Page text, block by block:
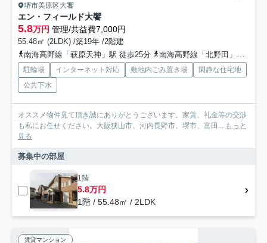
堺市美原区大饗
エン・フィールド大饗
5.8万円 管理/共益費7,000円
55.48㎡ (2LDK) /築19年 /2階建
南海高野線「萩原天神」駅 徒歩25分
南海高野線「北野田」駅 徒歩38分
駐輪場 インターネット対応 敷地内ごみ置き場
閑静な住宅地
公共下水
オススメ物件見て頂き誠にありがとうございます。家賃、礼金等の交渉
も私にお任せください。大阪狭山市、河内長野市、堺市、富田... もっと
見る
募集中の部屋
1階
5.8万円
1階 / 55.48㎡ / 2LDK
賃貸マンション